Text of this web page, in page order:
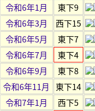
令和6年1月
東下9
令和6年3月
西下15
令和6年5月
東下7
令和6年7月
東下4
令和6年9月
東下8
令和6年11月
東下14
令和7年1月
西下5